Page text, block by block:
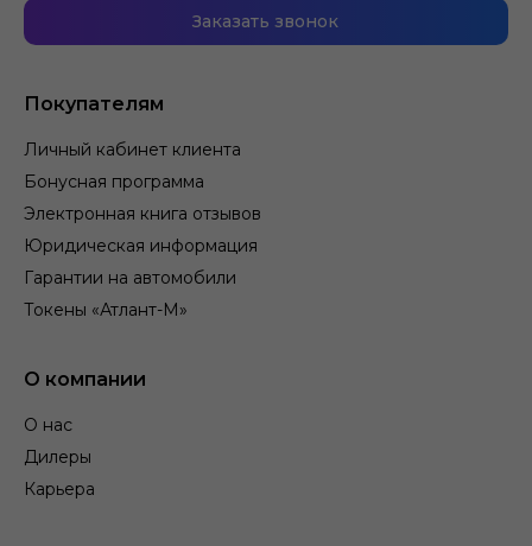
Покупателям
Личный кабинет клиента
Бонусная программа
Электронная книга отзывов
Юридическая информация
Гарантии на автомобили
Токены «Атлант-М»
О компании
О нас
Дилеры
Карьера
Заказать звонок